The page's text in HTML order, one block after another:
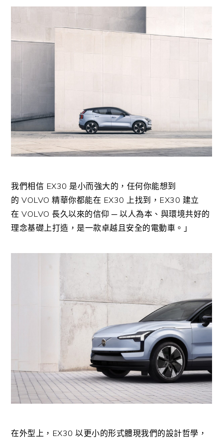
我們相信 EX30 是小而強大的，任何你能想到
的 VOLVO精華你都能在 EX30 上找到， EX30 建立
在 VOLVO長久以來的信仰 ─ 以人為本、與環境共好的
理念基礎上打造，是一款卓越且安全的電動車。」
在外型上， EX30以更小的形式體現我們的設計哲學，